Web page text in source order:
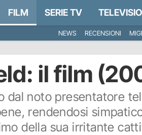
FILM SERIE TV
NEWS RECENSIONI
il film
dal noto presentatore
rendendosi
della sua irritante